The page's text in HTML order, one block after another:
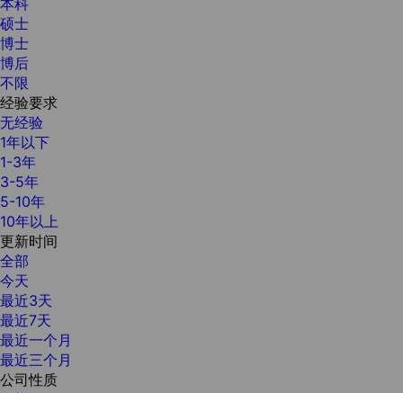
硕士
博士
博后
不限
经验要求
无经验
1年以下
1-3年
3-5年
5-10年
10年以上
更新时间
全部
今天
最近3天
最近7天
最近一个月
最近三个月
公司性质